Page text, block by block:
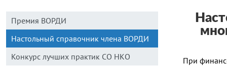
При
Премия ВОРДИ
Настольный справочник члена ВОРДИ
Конкурс лучших практик СО НКО